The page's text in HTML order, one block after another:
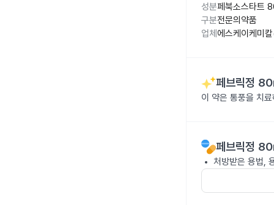
성분페북소스타트
구분전문의약품
업체 에스케이케미
페브릭정
이 약은 통풍을 치
페브릭정
처방받은 용법,